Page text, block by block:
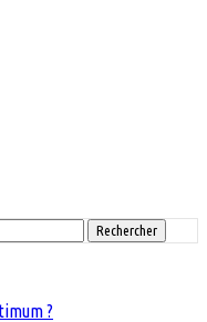
Rechercher
?